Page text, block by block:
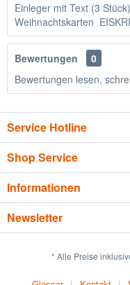
Einleger mit Text (3
Weihnachtskarten
Bewertungen
0
Bewertungen lesen,
Service Hotline
Shop Service
Informationen
Newsletter
* Alle Preise